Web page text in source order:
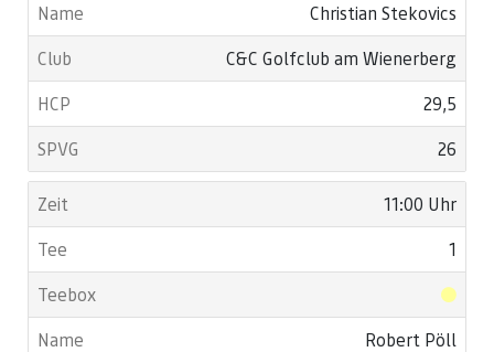
Christian Stekovics
C&C Golfclub am Wienerberg
29,5
26
11:00 Uhr
1
Robert Pöll